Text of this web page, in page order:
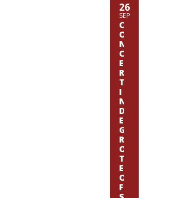
26
SEP
C
O
N
C
E
R
T
I
N
D
E
G
R
O
T
E
O
F